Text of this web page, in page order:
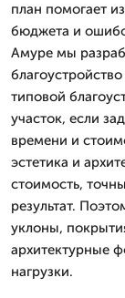
план помогает
бюджета и
Амуре мы
типовой
участок, если
времени и
эстетика и
стоимость,
результат.
уклоны,
архитектурные
нагрузки.